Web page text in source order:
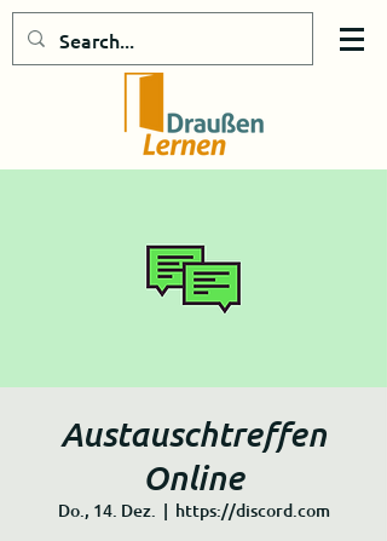
Austauschtreffen
Online
Do., 14. Dez.
  |
https://discord.com